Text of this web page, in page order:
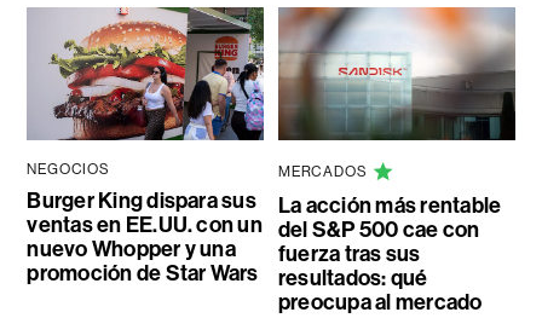
NEGOCIOS
Burger King dispara sus
ventas en EE.UU. con un
nuevo Whopper y una
promoción de Star Wars
MERCADOS
La acción más rentable
del S&P 500 cae con
fuerza tras sus
resultados: qué
preocupa al mercado